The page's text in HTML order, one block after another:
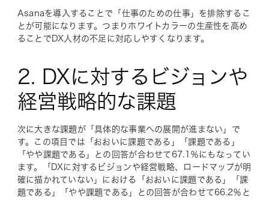
Asanaを導入することで「仕事のための仕事」を排除するこ
とが可能になります。つまりホワイトカラーの生産性を高め
ることでDX人材の不足に対応しやすくなります。
2. DXに対するビジョンや
経営戦略的な課題
次に大きな課題が「具体的な事業への展開が進まない」で
す。この項目では「おおいに課題である」「課題である」
「やや課題である」との回答が合わせて67.1％にもなってい
ます。「DXに対するビジョンや経営戦略、ロードマップが明
確に描かれていない」における「おおいに課題である」「課
題である」「やや課題である」との回答が合わせて66.2％と